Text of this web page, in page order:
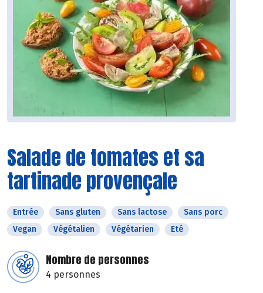
Salade de tomates et sa
tartinade provençale
Entrée Sans gluten Sans lactose
Sans porc
Vegan
Végétalien Végétarien Eté
Nombre de personnes
4 personnes